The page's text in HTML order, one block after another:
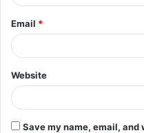
Email *
Website
Save my name, email,